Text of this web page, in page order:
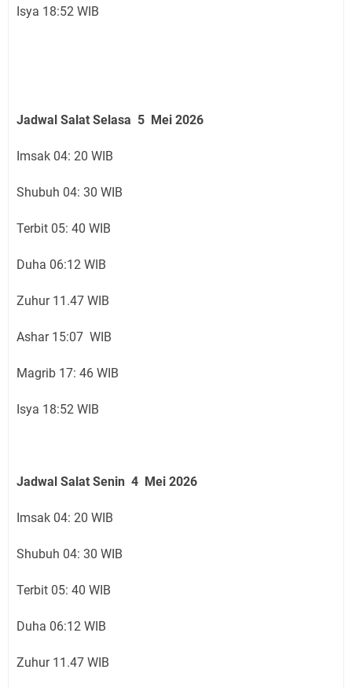
Isya 18:52 WIB
Jadwal Salat Selasa 5 Mei 2026
Imsak 04: 20 WIB
Shubuh 04: 30 WIB
Terbit 05: 40 WIB
Duha 06:12 WIB
Zuhur 11.47 WIB
Ashar 15:07 WIB
Magrib 17: 46 WIB
Isya 18:52 WIB
Jadwal Salat Senin 4 Mei 2026
Imsak 04: 20 WIB
Shubuh 04: 30 WIB
Terbit 05: 40 WIB
Duha 06:12 WIB
Zuhur 11.47 WIB